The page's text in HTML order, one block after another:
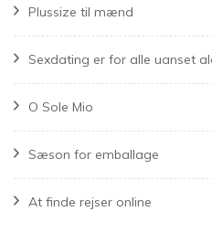
Plussize til mænd
Sexdating er for alle uanset
O Sole Mio
Sæson for emballage
At finde rejser online